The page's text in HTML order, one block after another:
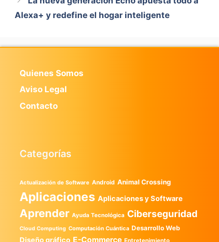
Alexa+ y redefine el hogar inteligente
Quienes Somos
Aviso Legal
Contacto
Categorías
Actualización de Software Android Animal Crossing
Aplicaciones Aplicaciones y Software
Aprender Ayuda Tecnológica Ciberseguridad
Cloud Computing Computación Cuántica Desarrollo Web
Diseño gráfico E-Commerce Entretenimiento